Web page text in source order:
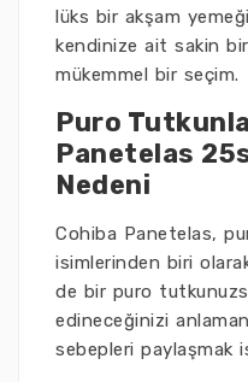
lüks bir akşam
kendinize ait sakin
mükemmel bir seçim.
Puro
Panetelas
Nedeni
Cohiba Panetelas,
isimlerinden biri olarak
de bir puro
edineceğinizi
sebepleri paylaşmak